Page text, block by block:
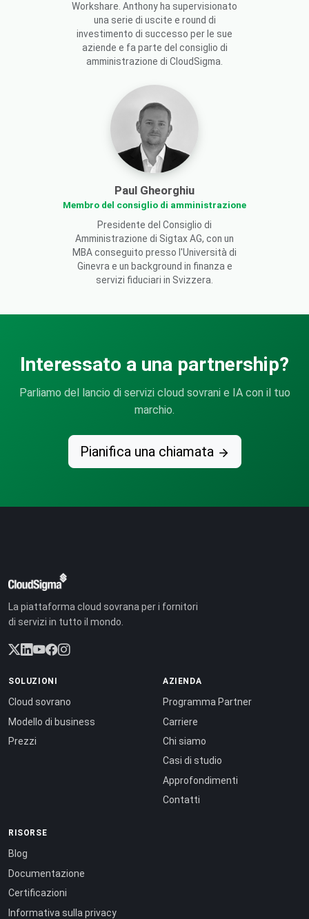
Workshare. Anthony ha supervisionato
una serie di uscite e round di
investimento di successo per le sue
aziende e fa parte del consiglio di
amministrazione di CloudSigma.
Paul Gheorghiu
Membro del consiglio di amministrazione
Presidente del Consiglio di
Amministrazione di Sigtax AG, con un
MBA conseguito presso l'Università di
Ginevra e un background in finanza e
servizi fiduciari in Svizzera.
Interessato a una partnership?
Parliamo del lancio di servizi cloud sovrani e IA con il tuo
marchio.
Pianifica una chiamata
La piattaforma cloud sovrana per i fornitori
di servizi in tutto il mondo.
SOLUZIONI
Cloud sovrano
Modello di business
Prezzi
AZIENDA
Programma Partner
Carriere
Chi siamo
Casi di studio
Approfondimenti
Contatti
RISORSE
Blog
Documentazione
Certificazioni
Informativa sulla privacy